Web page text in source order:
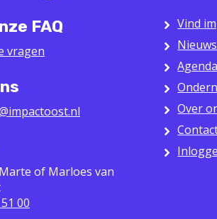
FAQ
vragen
of Marloes van
00
Vind
Over